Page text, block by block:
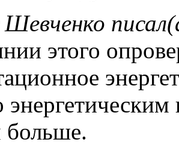
Шевченко
этого